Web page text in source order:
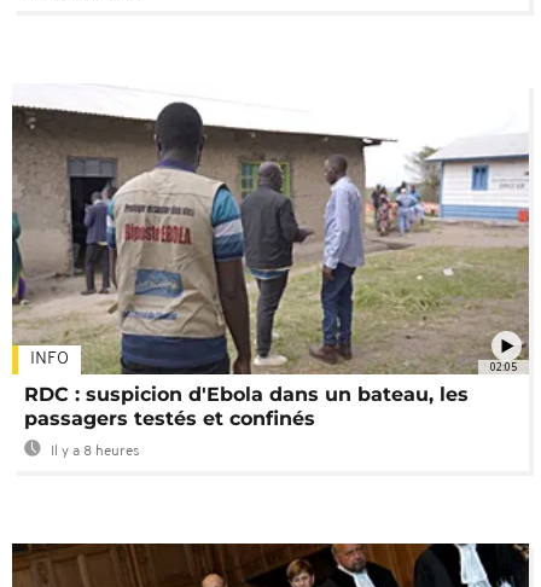
02:05
INFO
RDC : suspicion d'Ebola dans un bateau, les
passagers testés et confinés
Il y a 8 heures